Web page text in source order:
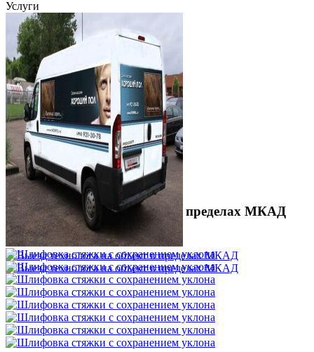
Услуги
Выезд технолога на объект в пределах МКАД
3 500 ₽